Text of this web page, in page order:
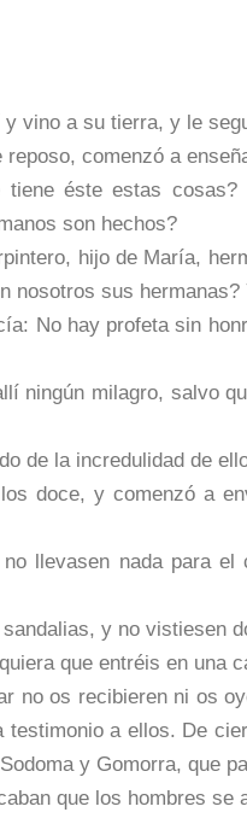
vino a su tierra, y le
comenzó a
tiene éste estas
son hechos?
hijo de María,
nosotros sus
No hay profeta sin
ningún milagro, salvo
de la incredulidad de
doce, y comenzó a
llevasen nada para
y no vistiesen
que entréis en una
no os recibieren ni os
testimonio a ellos. De
y Gomorra, que
que los hombres se